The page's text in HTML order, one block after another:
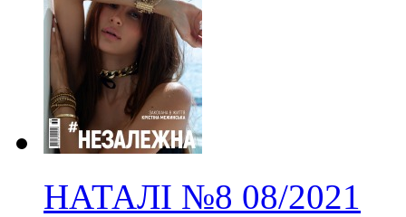
НАТАЛІ №8 08/2021